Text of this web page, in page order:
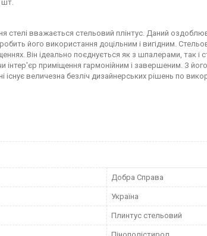
стелі вважається стельовий плінтус. Даний
робить його використання доцільним і вигідним.
Він ідеально поєднується як з шпалерами, так і
приміщення гармонійним і завершеним. З
існує величезна безліч дизайнерських рішень по
Добра Справа
Україна
Плинтус стельовий